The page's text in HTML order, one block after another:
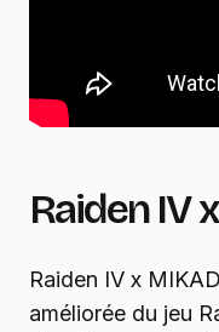
Raiden IV
Raiden IV x
améliorée du jeu